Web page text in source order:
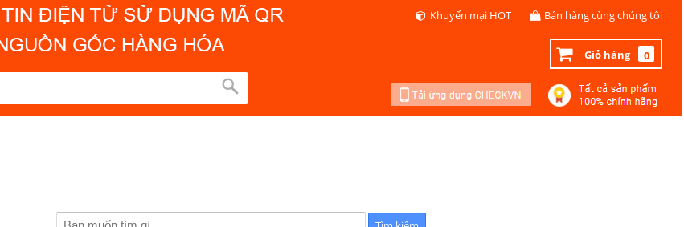
Khuyến mại HOT Bán hàng cùng chúng tôi
Giỏ hàng 0